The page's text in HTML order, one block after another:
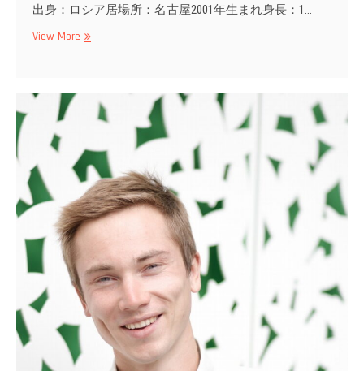
出身：ロシア居場所：名古屋2001年生まれ身長：1…
View More Ani